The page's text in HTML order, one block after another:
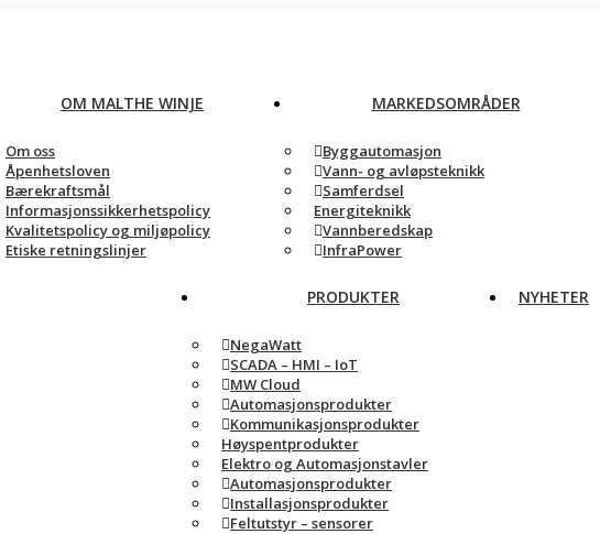
OM MALTHE WINJE
Om oss
Åpenhetsloven
Bærekraftsmål
Informasjonssikkerhetspolicy
Kvalitetspolicy og miljøpolicy
Etiske retningslinjer
MARKEDSOMRÅDER
Byggautomasjon
Vann- og avløpsteknikk
Samferdsel
Energiteknikk
Vannberedskap
InfraPower
PRODUKTER
NegaWatt
SCADA – HMI – IoT
MW Cloud
Automasjonsprodukter
Kommunikasjonsprodukter
Høyspentprodukter
Elektro og Automasjonstavler
Automasjonsprodukter
Installasjonsprodukter
Feltutstyr – sensorer
NYHETER